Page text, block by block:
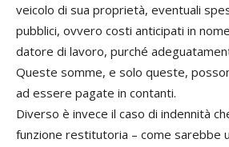
veicolo di sua proprietà, eventuali
pubblici, ovvero costi anticipati in
datore di lavoro, purché
Queste somme, e solo queste,
ad essere pagate in contanti.
Diverso è invece il caso di indennità
funzione restitutoria – come sarebbe